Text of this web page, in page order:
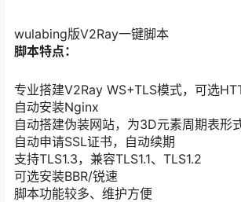
wulabing版V2Ray一键脚本
脚本特点：
专业搭建V2Ray WS+TLS模式，可选
自动安装Nginx
自动搭建伪装网站，为3D元素周期表形
自动申请SSL证书，自动续期
支持TLS1.3，兼容TLS1.1、TLS1.2
可选安装BBR/锐速
脚本功能较多、维护方便